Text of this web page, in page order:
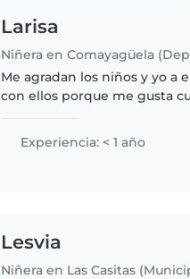
Larisa
Me agradan los niños y yo a
con ellos porque me gusta
necesidades y no me..
Experiencia: < 1 año
Lesvia
Niñera en Las Casitas